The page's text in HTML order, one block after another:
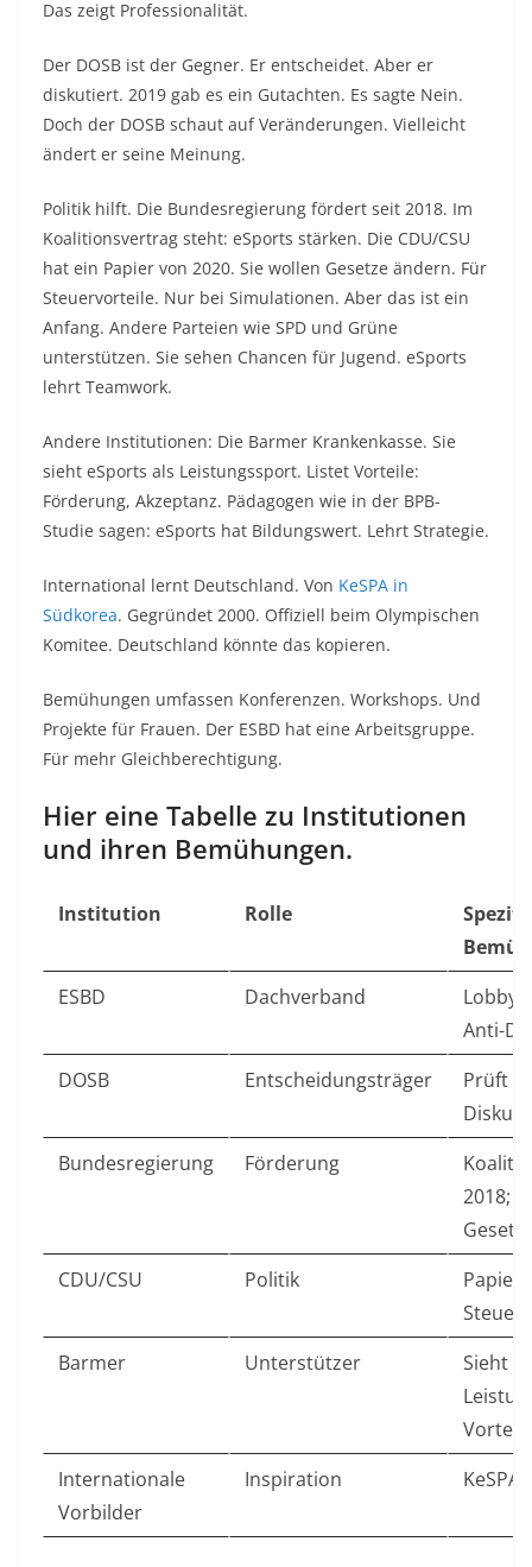
Das zeigt Professionalität.
Der DOSB ist der Gegner. Er entscheidet. Aber er
diskutiert. 2019 gab es ein Gutachten. Es sagte Nein.
Doch der DOSB schaut auf Veränderungen. Vielleicht
ändert er seine Meinung.
Politik hilft. Die Bundesregierung fördert seit 2018. Im
Koalitionsvertrag steht: eSports stärken. Die CDU/CSU
hat ein Papier von 2020. Sie wollen Gesetze ändern. Für
Steuervorteile. Nur bei Simulationen. Aber das ist ein
Anfang. Andere Parteien wie SPD und Grüne
unterstützen. Sie sehen Chancen für Jugend. eSports
lehrt Teamwork.
Andere Institutionen: Die Barmer Krankenkasse. Sie
sieht eSports als Leistungssport. Listet Vorteile:
Förderung, Akzeptanz. Pädagogen wie in der BPB-
Studie sagen: eSports hat Bildungswert. Lehrt Strategie.
International lernt Deutschland. Von KeSPA in
Südkorea. Gegründet 2000. Offiziell beim Olympischen
Komitee. Deutschland könnte das kopieren.
Bemühungen umfassen Konferenzen. Workshops. Und
Projekte für Frauen. Der ESBD hat eine Arbeitsgruppe.
Für mehr Gleichberechtigung.
Hier eine Tabelle zu Institutionen
und ihren Bemühungen.
Institution Rolle
ESBD
Dachverband
Lobby,
Anti-
DOSB
Entscheidungsträger
Prüft
Bundesregierung
Förderung
2018;
CDU/CSU
Politik
Papier
Barmer
Unterstützer
Sieht
Internationale
Vorbilder
Inspiration KeSPA